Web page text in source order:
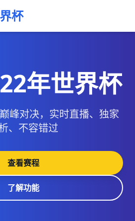
杯
年世界杯
峰对决，实时直播、独家
、不容错过
查看赛程
了解功能